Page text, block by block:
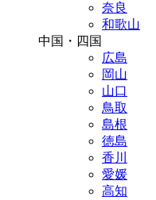
奈良
和歌山
中国・四国
広島
岡山
山口
鳥取
島根
徳島
香川
愛媛
高知